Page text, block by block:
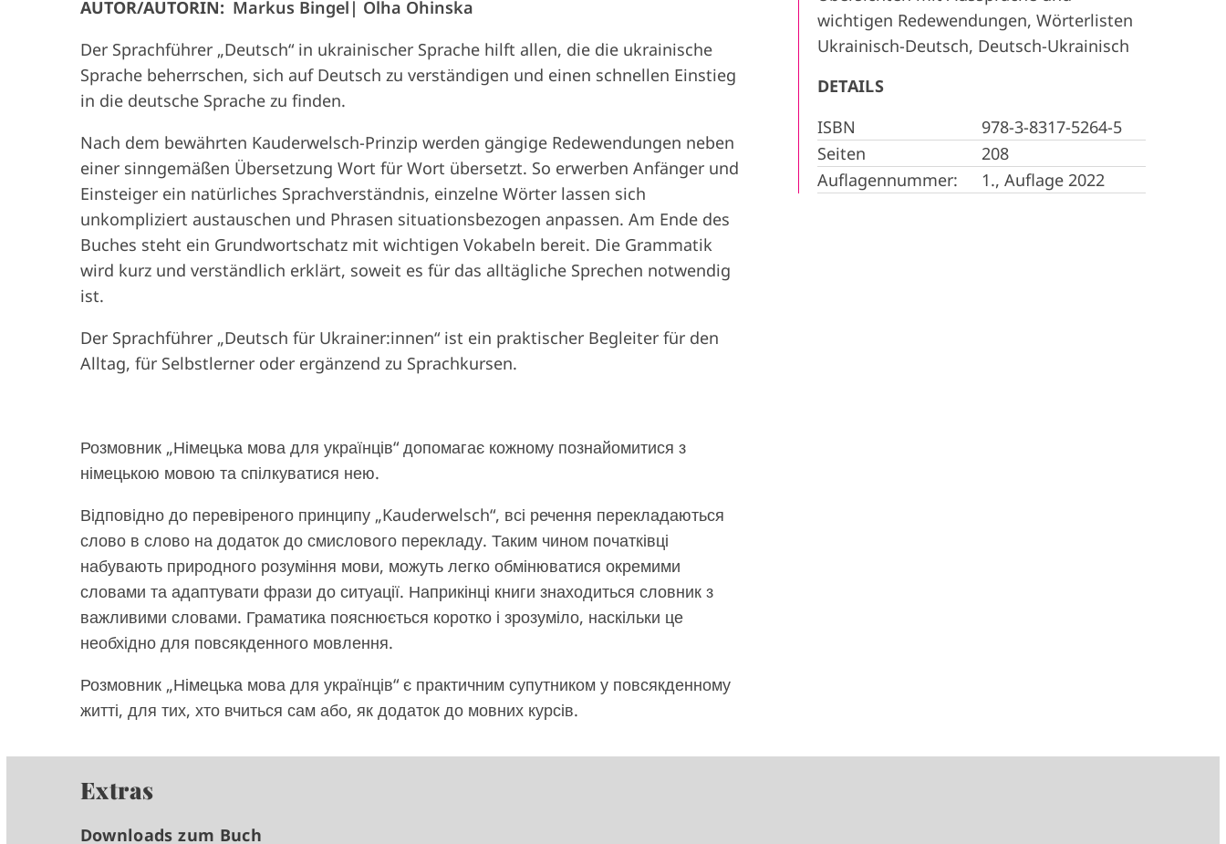
AUTOR/AUTORIN: Markus Bingel
Olha Ohinska
Der Sprachführer „Deutsch“ in ukrainischer Sprache hilft allen, die die ukrainische
Sprache beherrschen, sich auf Deutsch zu verständigen und einen schnellen Einstieg
in die deutsche Sprache zu finden.
Nach dem bewährten Kauderwelsch-Prinzip werden gängige Redewendungen neben
einer sinngemäßen Übersetzung Wort für Wort übersetzt. So erwerben Anfänger und
Einsteiger ein natürliches Sprachverständnis, einzelne Wörter lassen sich
unkompliziert austauschen und Phrasen situationsbezogen anpassen. Am Ende des
Buches steht ein Grundwortschatz mit wichtigen Vokabeln bereit. Die Grammatik
wird kurz und verständlich erklärt, soweit es für das alltägliche Sprechen notwendig
ist.
Der Sprachführer „Deutsch für Ukrainer:innen“ ist ein praktischer Begleiter für den
Alltag, für Selbstlerner oder ergänzend zu Sprachkursen.
Розмовник „Німецька мова для українців“ допомагає кожному познайомитися з
німецькою мовою та спілкуватися нею.
Відповідно до перевіреного принципу „Kauderwelsch“, всі речення перекладаються
слово в слово на додаток до смислового перекладу. Таким чином початківці
набувають природного розуміння мови, можуть легко обмінюватися окремими
словами та адаптувати фрази до ситуації. Наприкінці книги знаходиться словник з
важливими словами. Граматика пояснюється коротко і зрозуміло, наскільки це
необхідно для повсякденного мовлення.
Розмовник „Німецька мова для українців“ є практичним супутником у повсякденному
житті, для тих, хто вчиться сам або, як додаток до мовних курсів.
wichtigen Redewendungen, Wörterlisten
Ukrainisch-Deutsch, Deutsch-Ukrainisch
DETAILS
ISBN
978-3-8317-5264-5
Seiten
208
Auflagennummer:
1., Auflage 2022
Extras
Downloads zum Buch